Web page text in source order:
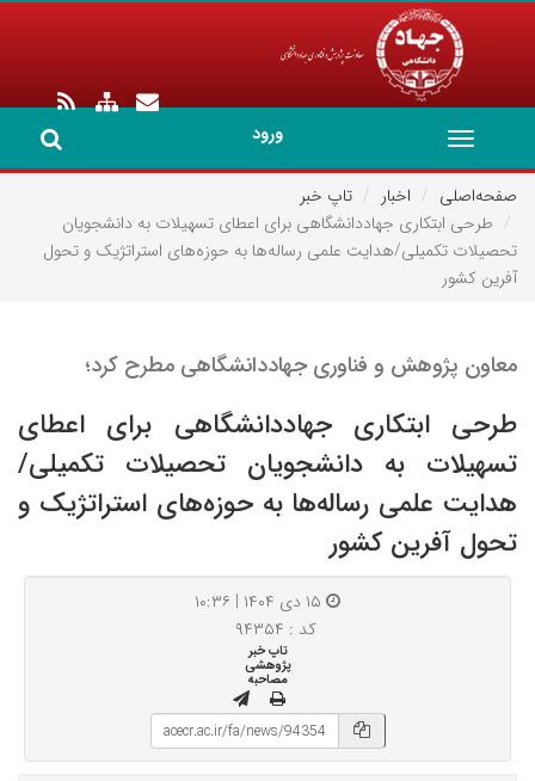
ورود
Toggle
navigation
صفحه‌اصلی
اخبار
تاپ خبر
طرحی ابتکاری جهاددانشگاهی برای اعطای تسهیلات به دانشجویان
تحصیلات تکمیلی/هدایت علمی رساله‌ها به حوزه‌های استراتژیک و تحول
آفرین کشور
معاون پژوهش و فناوری جهاددانشگاهی مطرح کرد؛
طرحی ابتکاری جهاددانشگاهی برای اعطای
تسهیلات به دانشجویان تحصیلات تکمیلی/
هدایت علمی رساله‌ها به حوزه‌های استراتژیک و
تحول آفرین کشور
کد : ۹۴۳۵۴
تاپ خبر
پژوهشی
مصاحبه